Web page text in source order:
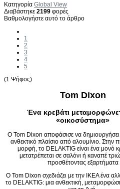
Κατηγορία Global View
Διαβάστηκε 2199 φορές
Βαθμολογήστε αυτό το άρθρο
1
2
3
4
5
(1 Ψήφος)
Tom Dixon
Ένα κρεβάτι
«οικοσύστημα»
Ο Tom Dixon αποφάσισε να δημιουργήσει
ανθεκτικό πλαίσιο από αλουμίνιο. Στην
μορφή, το DELAKTIG είναι ένα μονό
μετατρέπεται σε σαλόνι ή καναπέ
προσθέτοντας εξαρτήματα
Ο Tom Dixon σχεδιάζει με την ΙΚΕΑ ένα
το DELAKTIG: μια ανθεκτική,